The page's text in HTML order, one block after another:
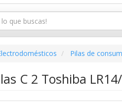
Pilas de
C 2 Toshiba